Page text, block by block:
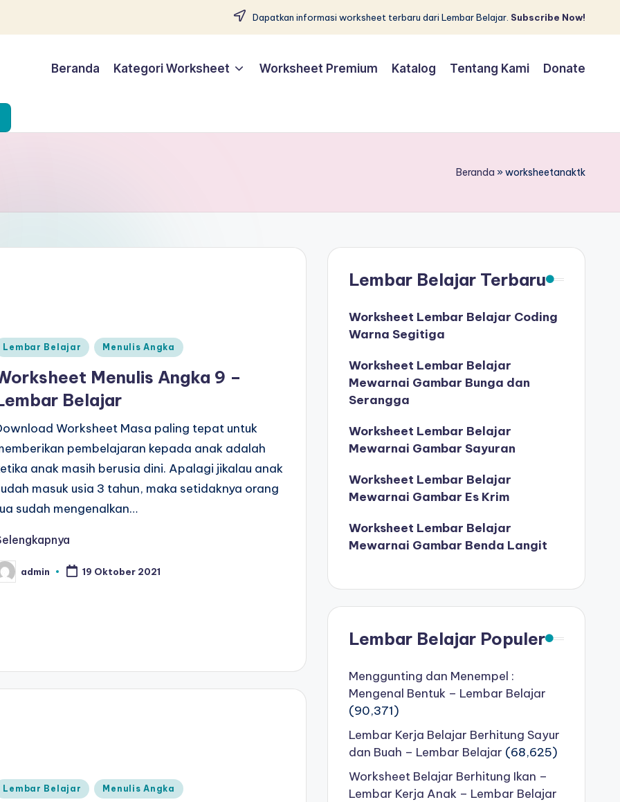
Dapatkan informasi worksheet terbaru dari Lembar Belajar. Subscribe Now!
Beranda Kategori Worksheet Worksheet Premium Katalog Tentang Kami Donate
Beranda »worksheetanaktk
Lembar Belajar Menulis Angka
Menulis Angka 9 –
Belajar
Worksheet Masa paling tepat untuk
pembelajaran kepada anak adalah
anak masih berusia dini. Apalagi jikalau anak
masuk usia 3 tahun, maka setidaknya orang
sudah mengenalkan…
admin 19 Oktober 2021
Lembar Belajar Menulis Angka
Lembar Belajar Terbaru
Worksheet Lembar Belajar Coding
Warna Segitiga
Worksheet Lembar Belajar
Mewarnai Gambar Bunga dan
Serangga
Worksheet Lembar Belajar
Mewarnai Gambar Sayuran
Worksheet Lembar Belajar
Mewarnai Gambar Es Krim
Worksheet Lembar Belajar
Mewarnai Gambar Benda Langit
Lembar Belajar Populer
Menggunting dan Menempel :
Mengenal Bentuk – Lembar Belajar
(90,371)
Lembar Kerja Belajar Berhitung Sayur
dan Buah – Lembar Belajar (68,625)
Worksheet Belajar Berhitung Ikan –
Lembar Kerja Anak – Lembar Belajar